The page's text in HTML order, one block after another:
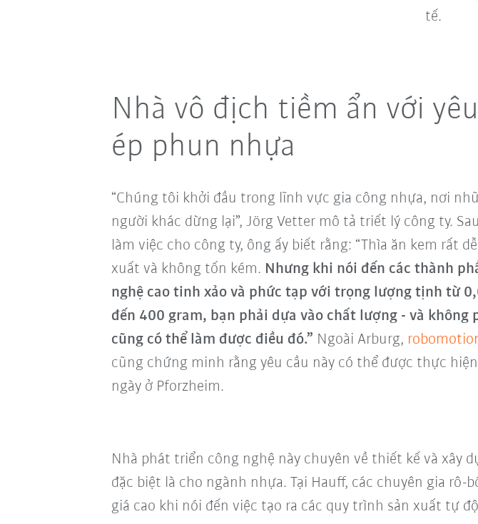
tế.
Nhà vô địch tiềm ẩn với
ép phun nhựa
“Chúng tôi khởi đầu trong lĩnh vực gia công nhựa, nơi
người khác dừng lại”, Jörg Vetter mô tả triết lý công ty.
làm việc cho công ty, ông ấy biết rằng: “Thìa ăn kem rất
xuất và không tốn kém. Nhưng khi nói đến các thành
nghệ cao tinh xảo và phức tạp với trọng lượng tịnh từ
đến 400 gram, bạn phải dựa vào chất lượng - và không
cũng có thể làm được điều đó.” Ngoài Arburg,
cũng chứng minh rằng yêu cầu này có thể được thực
ngày ở Pforzheim.
Nhà phát triển công nghệ này chuyên về thiết kế và xây
đặc biệt là cho ngành nhựa. Tại Hauff, các chuyên gia
giá cao khi nói đến việc tạo ra các quy trình sản xuất tự